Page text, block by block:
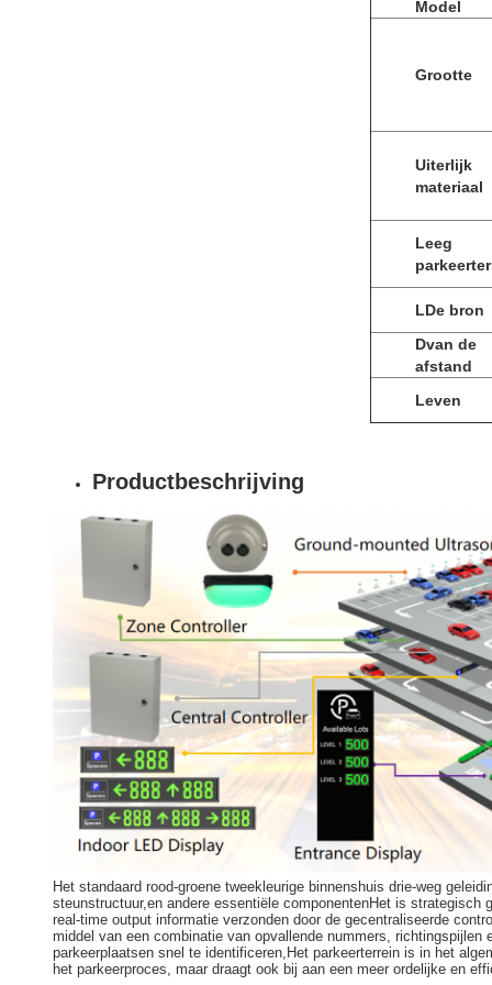
Model
Grootte
Uiterlijk
materiaal
Leeg
LDe bron
Dvan de
afstand
Leven
Productbeschrijving
Het standaard rood-groene tweekleurige binnenshuis drie-weg
steunstructuur,en andere essentiële componentenHet is
real-time output informatie verzonden door de gecentraliseerde
middel van een combinatie van opvallende nummers,
parkeerplaatsen snel te identificeren,Het parkeerterrein is in het
het parkeerproces, maar draagt ook bij aan een meer ordelijke en